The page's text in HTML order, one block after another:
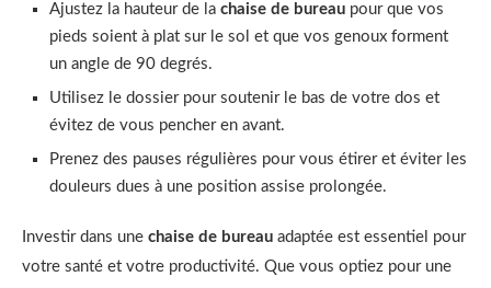
Ajustez la hauteur de la chaise de bureau pour que vos
pieds soient à plat sur le sol et que vos genoux forment
un angle de 90 degrés.
Utilisez le dossier pour soutenir le bas de votre dos et
évitez de vous pencher en avant.
Prenez des pauses régulières pour vous étirer et éviter les
douleurs dues à une position assise prolongée.
Investir dans une chaise de bureau adaptée est essentiel pour
votre santé et votre productivité. Que vous optiez pour une